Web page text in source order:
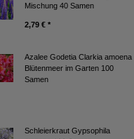
Mischung 40 Samen
2,79 € *
Azalee Godetia Clarkia amoena
Blütenmeer im Garten 100
Samen
Schleierkraut Gypsophila